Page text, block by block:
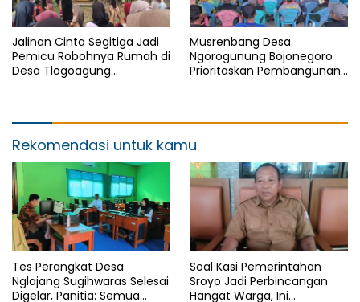
Jalinan Cinta Segitiga Jadi
Pemicu Robohnya Rumah di
Desa Tlogoagung
Musrenbang Desa
Ngorogunung Bojonegoro
Prioritaskan Pembangunan
Rekomendasi untuk kamu
Tes Perangkat Desa
Nglajang Sugihwaras Selesai
Digelar, Panitia: Semua
Soal Kasi Pemerintahan
Sroyo Jadi Perbincangan
Hangat Warga, Ini